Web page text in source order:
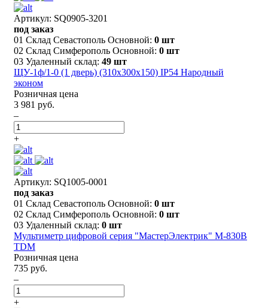
Артикул: SQ0905-3201
под заказ
01 Склад Севастополь Основной: 0 шт
02 Склад Симферополь Основной: 0 шт
03 Удаленный склад: 49 шт
ЩУ-1ф/1-0 (1 дверь) (310x300x150) IP54 Народный
эконом
Розничная цена
3 981 руб.
–
+
Артикул: SQ1005-0001
под заказ
01 Склад Севастополь Основной: 0 шт
02 Склад Симферополь Основной: 0 шт
03 Удаленный склад: 0 шт
Мультиметр цифровой серия "МастерЭлектрик" М-830В
TDM
Розничная цена
735 руб.
–
+